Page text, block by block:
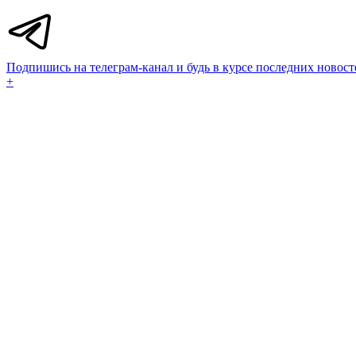
Подпишись на телеграм-канал и будь в курсе последних
+